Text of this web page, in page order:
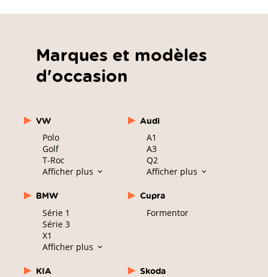
Marques et modèles
d'occasion
VW
Polo
Golf
T-Roc
Afficher plus
Audi
A1
A3
Q2
Afficher plus
BMW
Série 1
Série 3
X1
Afficher plus
Cupra
Formentor
KIA
Skoda